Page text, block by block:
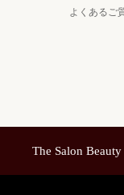
よくあるご
The Salon Beauty